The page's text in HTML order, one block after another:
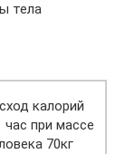
тела
калорий
час при массе
70кг